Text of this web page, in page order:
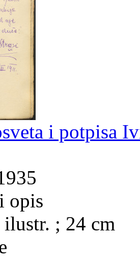
i potpisa
opis
; 24 cm